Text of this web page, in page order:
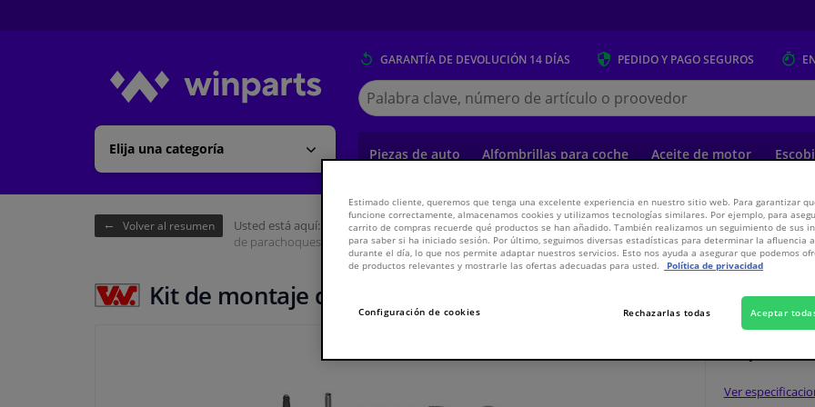
Elija una categoría
GARANTÍA DE DEVOLUCIÓN 14 DÍAS PEDIDO Y PAGOSEGUROS
Buscar
en
Winparts.es
Piezas de auto Alfombrillas para coche Aceite de motor
Volver al resumen Usted está aquí: Página de inicio Paneles de la carrocería y montaje Carrocería y Accesorios
de parachoques delantero
Kit de montaje de parachoques delantero
Ver
Estimado cliente, queremos que tenga una excelente experiencia en nuestro sitio web. Para garantizar
funcione correctamente, almacenamos cookies y utilizamos tecnologías similares. Por ejemplo, para
carrito de compras recuerde qué productos se han añadido. También realizamos un seguimiento de sus
para saber si ha iniciado sesión. Por último, seguimos diversas estadísticas para determinar la afluencia
durante el día, lo que nos permite adaptar nuestros servicios. Esto nos ayuda a asegurar que podemos
de productos relevantes y mostrarle las ofertas adecuadas para usted.
Política de privacidad
Configuración de cookies Rechazarlas todas Aceptar